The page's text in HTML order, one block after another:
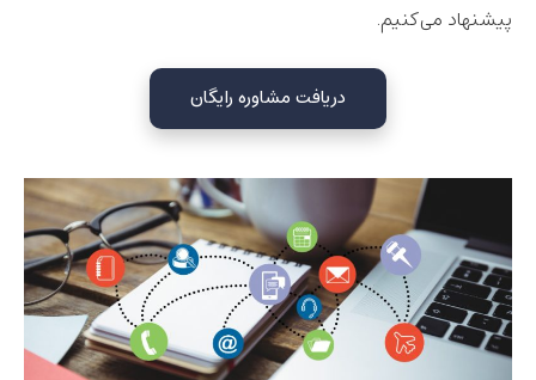
پیشنهاد می‌کنیم.
دریافت مشاوره رایگان